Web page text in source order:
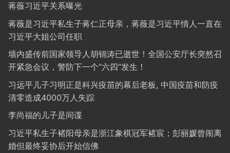
蒋薇习近平关系曝光
蒋薇是习近平私生子蒋仁正母亲，蒋薇是习近平情人一直在
习近平大姐公司任职
墙内盛传前国家领导人胡锦涛已逝世！全国公安厅长突然召
开紧急会议，警防下一个“六四”发生！
习远平儿子习明正是科兴疫苗的幕后老板, 中国疫苗和防疫
清零造成4000万人失踪
李尚福的儿子是间谍
习近平私生子褚阳母亲是浙江象棋冠军褚宸；彭丽媛曾闹离
婚但最终妥协后开始信佛